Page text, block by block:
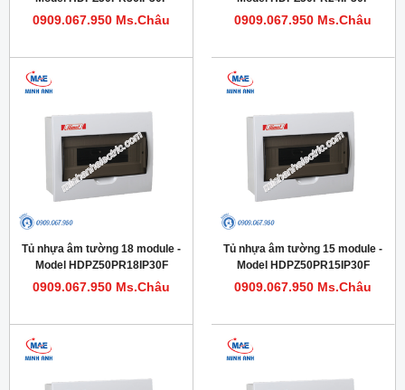
0909.067.950 Ms.Châu 0909.067.950 Ms.Châu
Tủ nhựa âm tường 18 module -
Model HDPZ50PR18IP30F
0909.067.950 Ms.Châu
Tủ nhựa âm tường 15 module -
Model HDPZ50PR15IP30F
0909.067.950 Ms.Châu